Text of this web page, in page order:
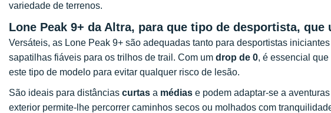
variedade de terrenos.
Lone Peak 9+ da Altra, para que tipo de desportista,
Versáteis, as Lone Peak 9+ são adequadas tanto para desportistas
sapatilhas fiáveis para os trilhos de trail. Com um drop de 0, é essencial
este tipo de modelo para evitar qualquer risco de lesão.
São ideais para distâncias curtas a médias e podem adaptar-se a
exterior permite-lhe percorrer caminhos secos ou molhados com